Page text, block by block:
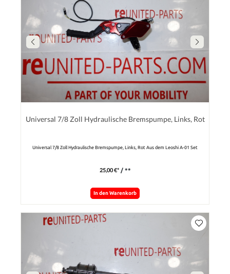
Universal 7/8 Zoll Hydraulische Bremspumpe, Links, Rot
Universal 7/8 Zoll Hydraulische Bremspumpe, Links, Rot Aus dem Leoshi A-01 Set
25,00 €* / **
In den Warenkorb